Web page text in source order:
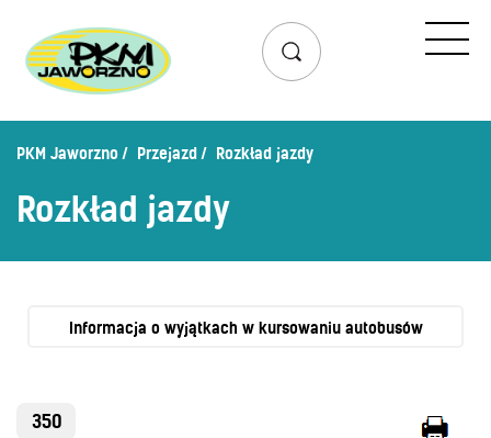
Przejazd
Lista przystanków
Zaplanuj podróż – wyszukiwarka połączeń
Mapa przystanków i połączeń
Schemat linii nocnych
Bilety
PKM Jaworzno Przejazd Rozkład jazdy
Rozkład jazdy
Informacja o wyjątkach w kursowaniu autobusów
350